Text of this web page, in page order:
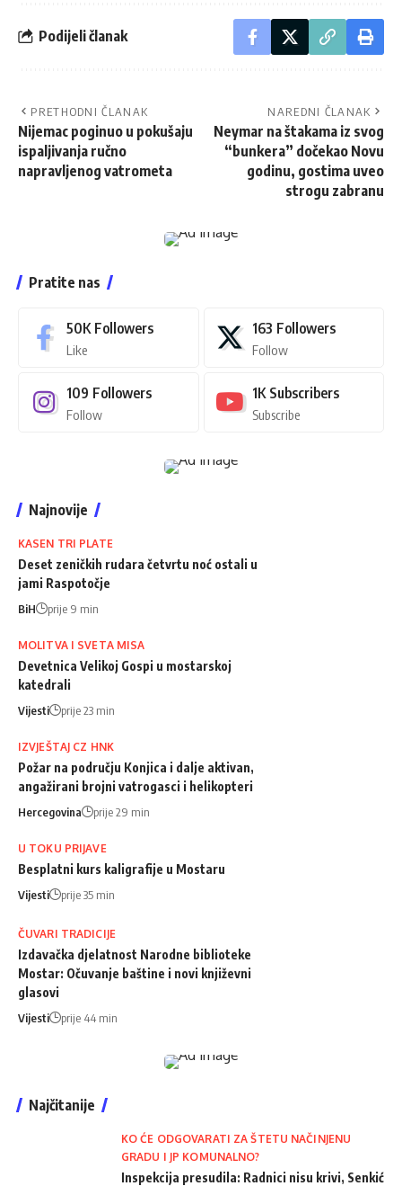
Podijeli članak
PRETHODNI ČLANAK
Nijemac poginuo u pokušaju
ispaljivanja ručno
napravljenog vatrometa
NAREDNI ČLANAK
Neymar na štakama iz svog
“bunkera” dočekao Novu
godinu, gostima uveo
strogu zabranu
Pratite nas
50K Followers
Like
163 Followers
Follow
109 Followers
Follow
1K Subscribers
Subscribe
Najnovije
KASEN TRI PLATE
Deset zeničkih rudara četvrtu noć ostali u
jami Raspotočje
BiH prije 9 min
MOLITVA I SVETA MISA
Devetnica Velikoj Gospi u mostarskoj
katedrali
Vijesti prije 23 min
IZVJEŠTAJ CZ HNK
Požar na području Konjica i dalje aktivan,
angažirani brojni vatrogasci i helikopteri
Hercegovina prije 29 min
U TOKU PRIJAVE
Besplatni kurs kaligrafije u Mostaru
Vijesti prije 35 min
ČUVARI TRADICIJE
Izdavačka djelatnost Narodne biblioteke
Mostar: Očuvanje baštine i novi književni
glasovi
Vijesti prije 44 min
Najčitanije
KO ĆE ODGOVARATI ZA ŠTETU NAČINJENU
GRADU I JP KOMUNALNO?
Inspekcija presudila: Radnici nisu krivi, Senkić